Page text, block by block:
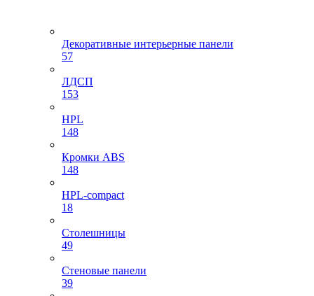
Декоративные интерьерные панели
57
ЛДСП
153
HPL
148
Кромки ABS
148
HPL-compact
18
Столешницы
49
Стеновые панели
39